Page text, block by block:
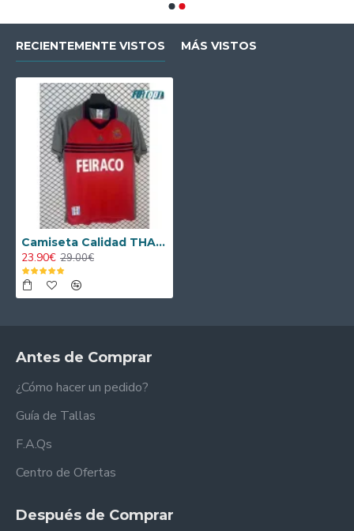
RECIENTEMENTE VISTOS MÁS VISTOS
Camiseta Calidad THAI Deportivo de La Coruña Alternativo Tercera Equipación 1999/00 Antigua
23.90€ 29.00€
Antes de Comprar
¿Cómo hacer un pedido?
Guía de Tallas
F.A.Qs
Centro de Ofertas
Después de Comprar